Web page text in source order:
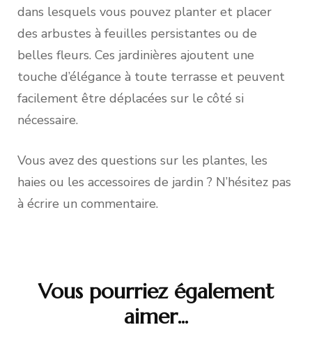
dans lesquels vous pouvez planter et placer
des arbustes à feuilles persistantes ou de
belles fleurs. Ces jardinières ajoutent une
touche d’élégance à toute terrasse et peuvent
facilement être déplacées sur le côté si
nécessaire.
Vous avez des questions sur les plantes, les
haies ou les accessoires de jardin ? N’hésitez pas
à écrire un commentaire.
Navigation
Vous pourriez également
aimer...